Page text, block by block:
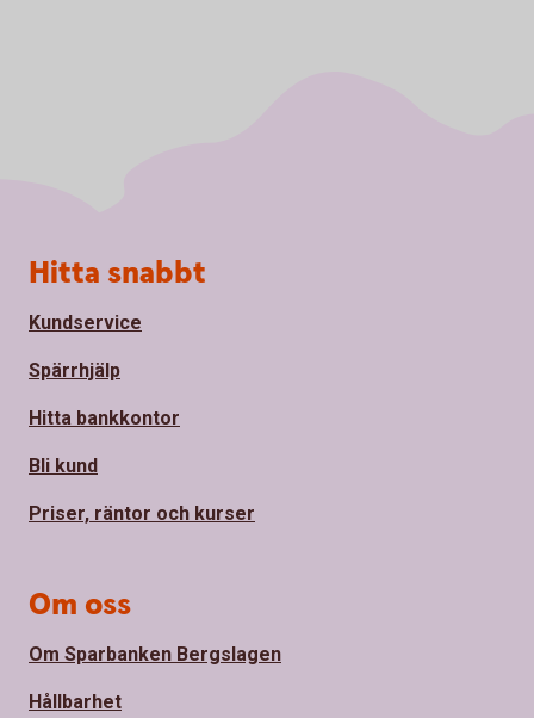
Sidfot
Hitta snabbt
Kundservice
Spärrhjälp
Hitta bankkontor
Bli kund
Priser, räntor och kurser
Om oss
Om Sparbanken Bergslagen
Hållbarhet